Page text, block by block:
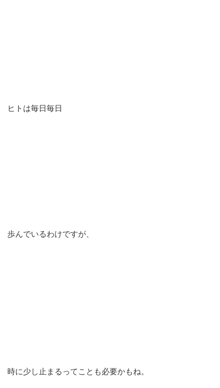
ヒトは毎日毎日
歩んでいるわけですが、
時に少し止まるってことも必要かもね。